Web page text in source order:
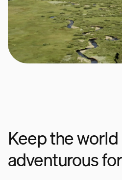
Keep the world
adventurous